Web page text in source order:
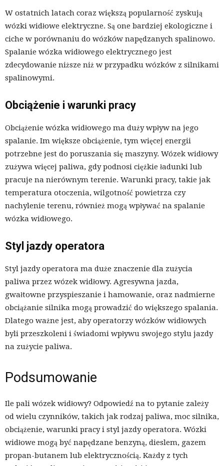
W ostatnich latach coraz większą popularność zyskują
wózki widłowe elektryczne. Są one bardziej ekologiczne i
ciche w porównaniu do wózków napędzanych spalinowo.
Spalanie wózka widłowego elektrycznego jest
zdecydowanie niższe niż w przypadku wózków z silnikami
spalinowymi.
Obciążenie i warunki pracy
Obciążenie wózka widłowego ma duży wpływ na jego
spalanie. Im większe obciążenie, tym więcej energii
potrzebne jest do poruszania się maszyny. Wózek widłowy
zużywa więcej paliwa, gdy podnosi ciężkie ładunki lub
pracuje na nierównym terenie. Warunki pracy, takie jak
temperatura otoczenia, wilgotność powietrza czy
nachylenie terenu, również mogą wpływać na spalanie
wózka widłowego.
Styl jazdy operatora
Styl jazdy operatora ma duże znaczenie dla zużycia
paliwa przez wózek widłowy. Agresywna jazda,
gwałtowne przyspieszanie i hamowanie, oraz nadmierne
obciążanie silnika mogą prowadzić do większego spalania.
Dlatego ważne jest, aby operatorzy wózków widłowych
byli przeszkoleni i świadomi wpływu swojego stylu jazdy
na zużycie paliwa.
Podsumowanie
Ile pali wózek widłowy? Odpowiedź na to pytanie zależy
od wielu czynników, takich jak rodzaj paliwa, moc silnika,
obciążenie, warunki pracy i styl jazdy operatora. Wózki
widłowe mogą być napędzane benzyną, dieslem, gazem
propan-butanem lub elektrycznością. Każdy z tych